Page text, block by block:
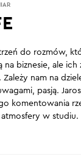
do rozmów,
na biznesie, ale ich
nam na
pasją.
komentowania
w studiu.